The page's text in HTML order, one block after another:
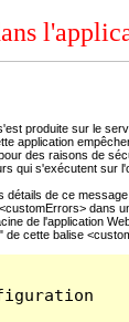
produite sur le
application
des raisons de
qui s'exécutent sur
détails de ce
dans
de l'application
de cette balise